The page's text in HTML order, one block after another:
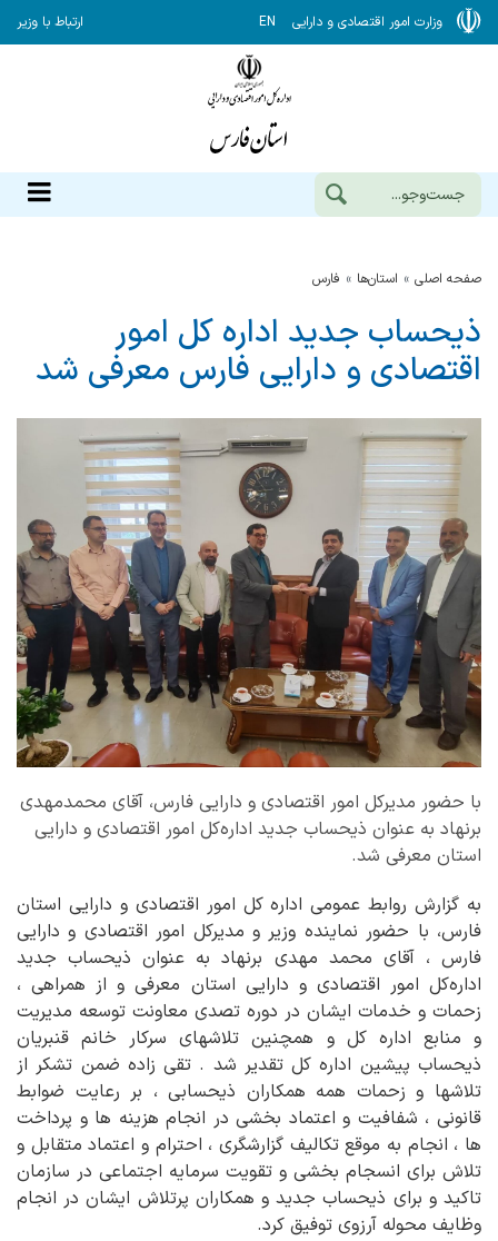
وزارت امور اقتصادی و دارایی EN ارتباط با وزیر
صفحه اصلی استان‌ها فارس
ذیحساب جدید اداره کل امور
اقتصادی و دارایی فارس معرفی شد
با حضور مدیرکل امور اقتصادی و دارایی فارس، آقای محمدمهدی
برنهاد به عنوان ذیحساب جدید اداره‌کل امور اقتصادی و دارایی
استان معرفی شد.
به گزارش روابط عمومی اداره کل امور اقتصادی و دارایی استان
فارس، با حضور نماینده وزیر و مدیرکل امور اقتصادی و دارایی
فارس ، آقای محمد مهدی برنهاد به عنوان ذیحساب جدید
اداره‌کل امور اقتصادی و دارایی استان معرفی و از همراهی ،
زحمات و خدمات ایشان در دوره تصدی معاونت توسعه مدیریت
و منابع اداره کل و همچنین تلاشهای سرکار خانم قنبریان
ذیحساب پیشین اداره کل تقدیر شد . تقی زاده ضمن تشکر از
تلاشها و زحمات همه همکاران ذیحسابی ، بر رعایت ضوابط
قانونی ، شفافیت و اعتماد بخشی در انجام هزینه ها و پرداخت
ها ، انجام به موقع تکالیف گزارشگری ، احترام و اعتماد متقابل و
تلاش برای انسجام بخشی و تقویت سرمایه اجتماعی در سازمان
تاکید و برای ذیحساب جدید و همکاران پرتلاش ایشان در انجام
وظایف محوله آرزوی توفیق کرد.